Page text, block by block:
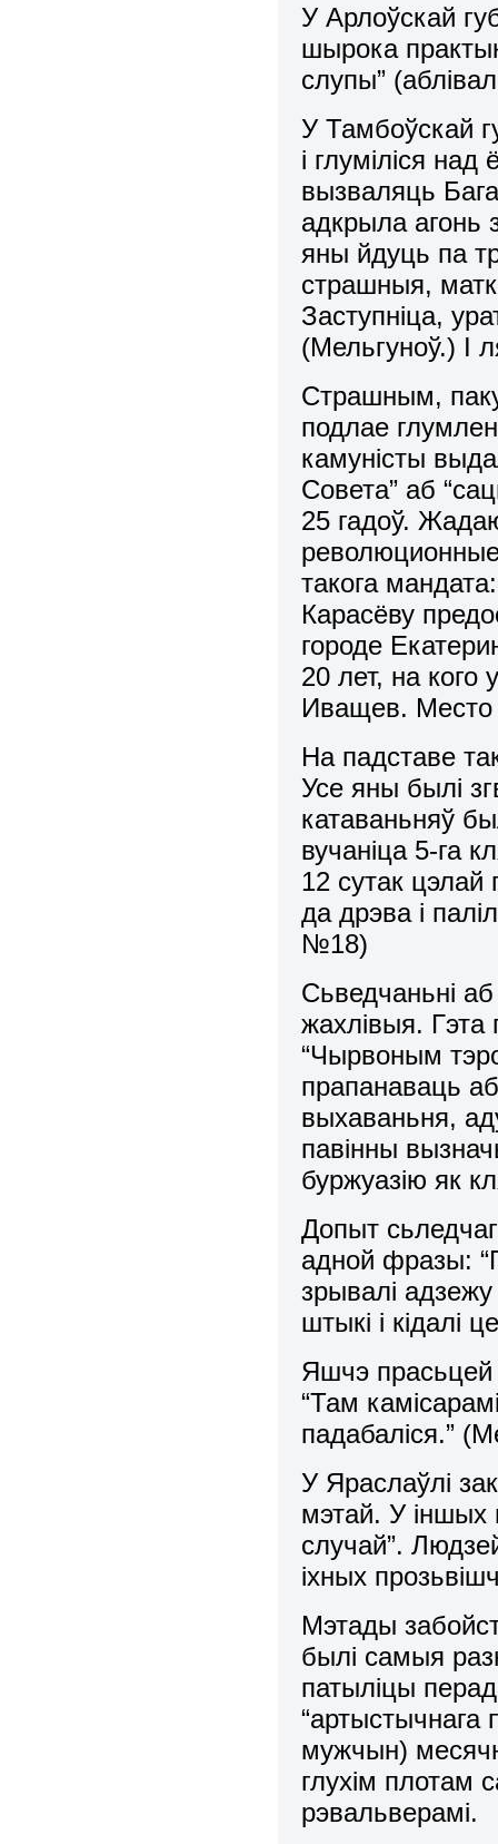
У Арлоўскай
шырока
слупы”
У Тамбоўскай
і глуміліся
вызваляць
адкрыла агонь
яны йдуць па
страшныя,
Заступніца,
(Мельгуноў.) І
Страшным,
подлае
камуністы
Совета” аб
25 гадоў.
такога
Карасёву
городе
20 лет, на
Иващев. Место
На падставе
Усе яны былі
катаваньняў
вучаніца 5-га
12 сутак цэлай
да дрэва і
№18)
Сьведчаньні
жахлівыя. Гэта
“Чырвоным
прапанаваць
выхаваньня,
павінны
буржуазію як
Допыт
адной фразы:
зрывалі
штыкі і кідалі
Яшчэ прасьцей
“Там
падабаліся.”
У Яраслаўлі
мэтай. У іншых
случай”.
іхных
Мэтады
былі самыя
патыліцы
мужчын)
глухім плотам
рэвальверамі.